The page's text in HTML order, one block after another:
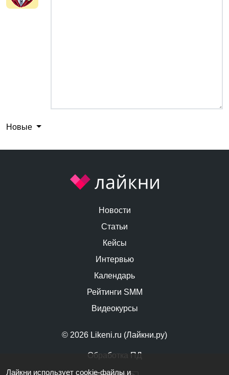
Новые
© 2026 Likeni.ru (Лайкни.ру)
Обработка ПД
Новости
Статьи
Кейсы
Интервью
Календарь
Рейтинги SMM
Видеокурсы
Лайкни использует cookie-файлы и